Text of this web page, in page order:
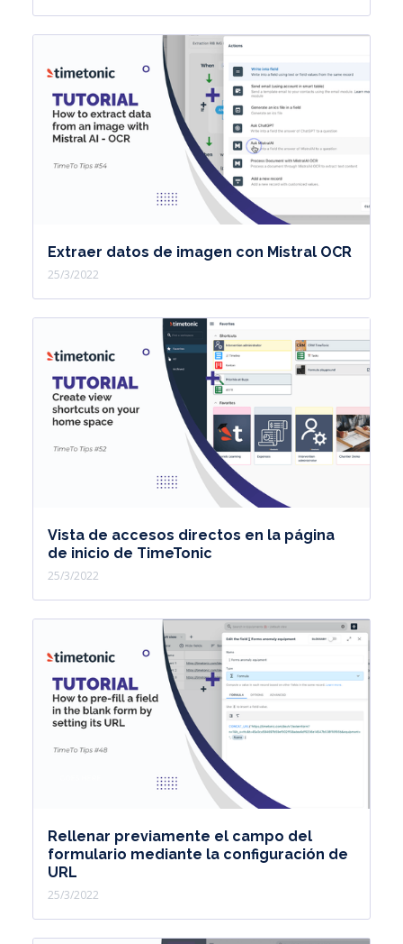
Extraer datos de imagen con Mistral OCR
25/3/2022
Vista de accesos directos en la página
de inicio de TimeTonic
25/3/2022
Rellenar previamente el campo del
formulario mediante la configuración de
URL
25/3/2022